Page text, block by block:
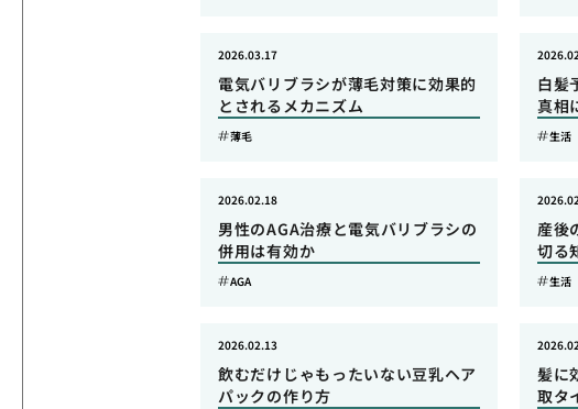
電気バリブラシが薄毛対策に効果的
とされるメカニズム
2026.03.17
薄毛
白髪
真相
生活
男性のAGA治療と電気バリブラシの
併用は有効か
2026.02.18
AGA
産後
切る
生活
飲むだけじゃもったいない豆乳ヘア
パックの作り方
2026.02.13
髪に
取タ